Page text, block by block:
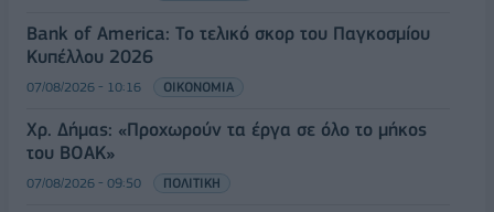
Bank of America: Το τελικό σκορ του Παγκοσμίου
Κυπέλλου 2026
07/08/2026 - 10:16 ΟΙΚΟΝΟΜΙΑ
Χρ. Δήμας: «Προχωρούν τα έργα σε όλο το μήκος
του ΒΟΑΚ»
07/08/2026 - 09:50 ΠΟΛΙΤΙΚΗ